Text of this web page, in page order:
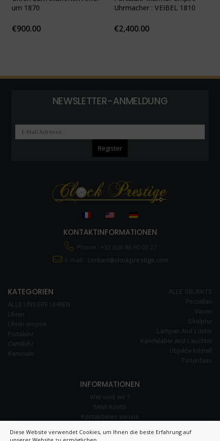
Diese Website verwendet Cookies, um Ihnen die beste Erfahrung auf
um 1870
€900.00
Uhrmacher : VEIBEL 1810
€2,400.00
NEWSLETTER-ANMELDUNG
KONTAKTINFORMATIONEN
Phone : +33 (0)6 86 90 03 27
E-mail : contact@clockprestige.com
KATEGORIEN
ALLE UNSERE UHREN
Uhren
Uhren empire
Portaluhr
Carteluhr
Kaminuhr
ALLE OBJEKTE
Porzellan
Vasen
Skulptur
Lampen And Lüster
Kandelaber And Leuchter
Objekte kristall
Tintenfass
INFORMATIONEN
Wer sind wir ?
Mein Konto
Kontaktieren sie uns
Cookie-Richtlinie